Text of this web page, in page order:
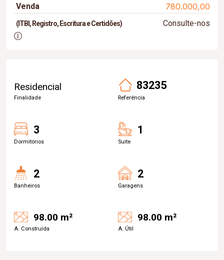
Venda
780.000,00
(ITBI, Registro, Escritura e Certidões) Consulte-nos
Residencial
Finalidade
83235
Referência
3
Dormitórios
1
Suite
2
Banheiros
2
Garagens
98.00 m²
A. Construída
98.00 m²
A. Útil